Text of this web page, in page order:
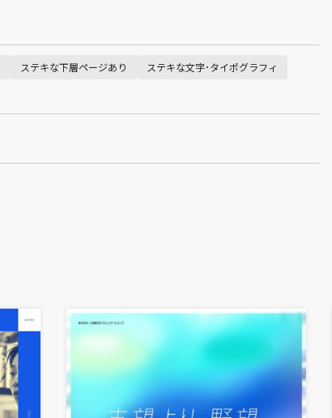
ステキな下層ページあり
ステキな文字･タイポグラフィ